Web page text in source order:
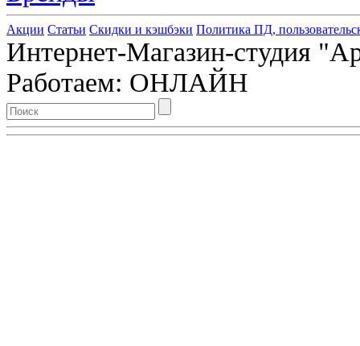
Акции Статьи Скидки и кэшбэки Политика ПД,
Интернет-Магазин-студия
Работаем: ОНЛАЙН